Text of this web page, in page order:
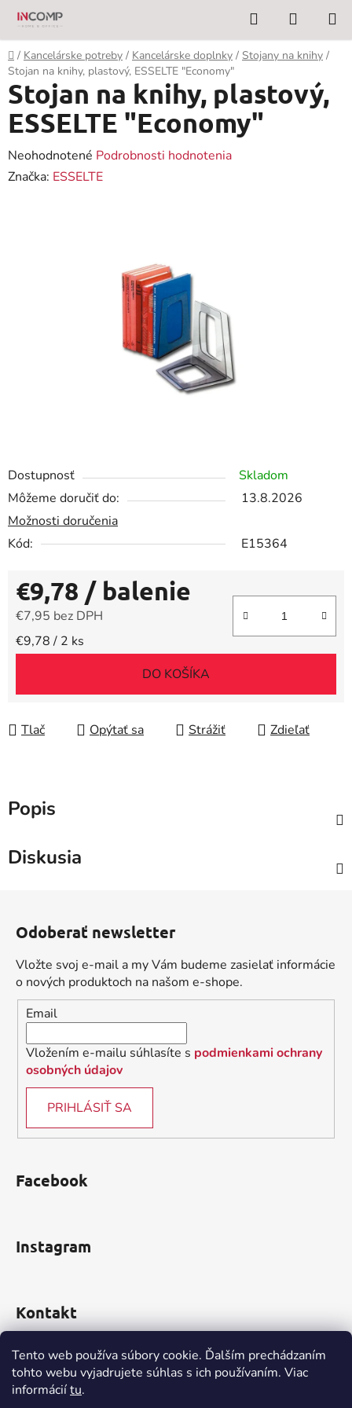
Tento web používa súbory cookie. Ďalším prechádzaním
tohto webu vyjadrujete súhlas s ich používaním. Viac
informáciítu.
Prejsť
obsah
Hľadať
KOŠÍK
Domov
/ Kancelárske potreby / Kancelárske doplnky / Stojany na knihy /
Stojan na knihy, plastový, ESSELTE "Economy"
Dostupnosť
Skladom
Môžeme doručiť do:
13.8.2026
Možnosti doručenia
Kód:
E15364
€9,78 / balenie
€7,95 bez DPH
Jednotková cena:
€9,78 / 2 ks
DO KOŠÍKA
Tlač Opýtať sa Strážiť Zdieľať
Stojan na knihy, plastový,
ESSELTE "Economy"
Priemerné
hodnotenie
Neohodnotené Podrobnosti hodnotenia
Značka: ESSELTE
Popis
Diskusia
Odoberať newsletter
Vložte svoj e-mail a my Vám budeme zasielať informácie
o nových produktoch na našom e-shope.
Email
Vložením e-mailu súhlasíte s podmienkami ochrany
osobných údajov
PRIHLÁSIŤ SA
Facebook
Instagram
Kontakt
obchod@incomp.sk
0910 999 552